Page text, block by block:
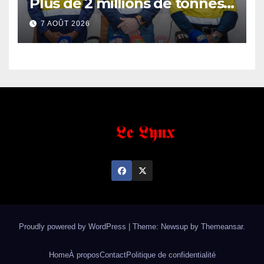
de fer exportées
7 AOÛT 2026
Proudly powered by WordPress Theme: Newsup by Themeansar.
HomeÀ proposContactPolitique de confidentialité